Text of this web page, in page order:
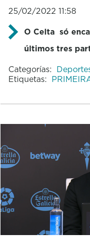
25/02/2022 11:58
O Celta só
últimos tres
Categorías:
Etiquetas: